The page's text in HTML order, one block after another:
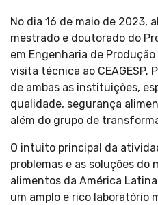
No dia 16 de maio de 2023,
mestrado e doutorado do
em Engenharia de
visita técnica ao CEAGESP.
de ambas as instituições,
qualidade, segurança
além do grupo de
O intuito principal da
problemas e as soluções do
alimentos da América
um amplo e rico laboratório